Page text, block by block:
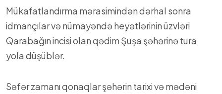
Mükafatlandırma mərasimindən dərhal sonra
idmançılar və nümayəndə heyətlərinin üzvləri
Qarabağın incisi olan qədim Şuşa şəhərinə tura
yola düşüblər.
Səfər zamanı qonaqlar şəhərin tarixi və mədəni